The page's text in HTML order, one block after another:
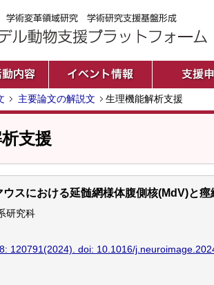
主要論文の解説文 生理機能解析支援
支援
ウスにおける延髄網様体腹側核(MdV)と痙
研究科
120791(2024). doi: 10.1016/